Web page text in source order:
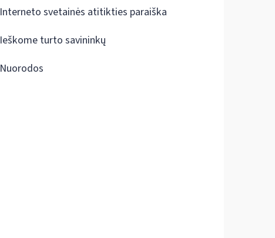
Interneto svetainės atitikties paraiška
Ieškome turto savininkų
Nuorodos